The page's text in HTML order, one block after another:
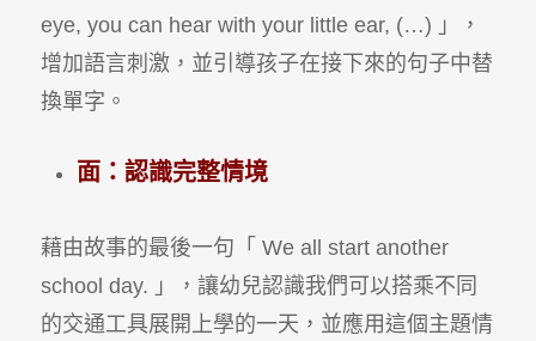
eye, you can hear with your little ear, (…) 」，
增加語言刺激，並引導孩子在接下來的句子中替
換單字。
面：認識完整情境
藉由故事的最後一句「 We all start another
school day. 」，讓幼兒認識我們可以搭乘不同
的交通工具展開上學的一天，並應用這個主題情